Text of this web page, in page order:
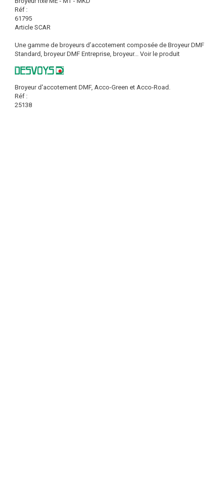
Réf :
61795
Article SCAR
Une gamme de broyeurs d’accotement composée de Broyeur DMF
Standard, broyeur DMF Entreprise, broyeur... Voir le produit
Broyeur d'accotement DMF, Acco-Green et Acco-Road.
Réf :
25138